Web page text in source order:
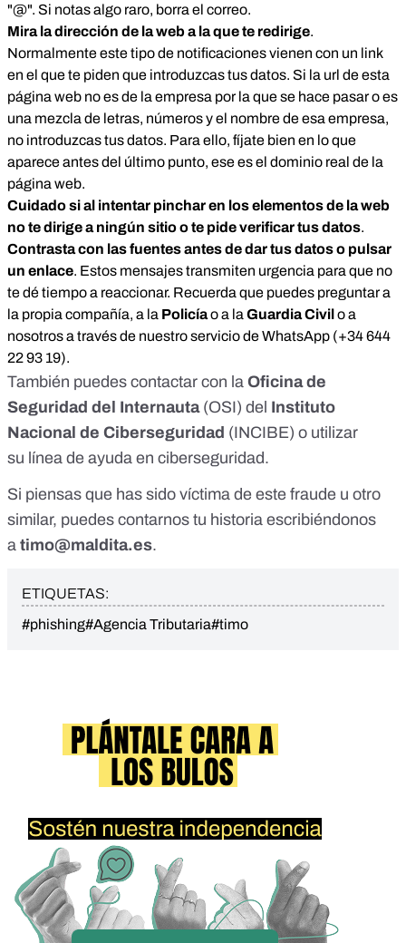
"@". Si notas algo raro, borra el correo.
Mira la dirección de la web a la que te redirige.
Normalmente este tipo de notificaciones vienen con un link
en el que te piden que introduzcas tus datos. Si la url de esta
página web no es de la empresa por la que se hace pasar o es
una mezcla de letras, números y el nombre de esa empresa,
no introduzcas tus datos. Para ello, fíjate bien en lo que
aparece antes del último punto, ese es el dominio real de la
página web.
Cuidado si al intentar pinchar en los elementos de la web
no te dirige a ningún sitio o te pide verificar tus datos.
Contrasta con las fuentes antes de dar tus datos o pulsar
un enlace. Estos mensajes transmiten urgencia para que no
te dé tiempo a reaccionar. Recuerda que puedes preguntar a
la propia compañía, a la Policíao a laGuardia Civilo a
nosotros a través de nuestro servicio de WhatsApp (+34 644
22 93 19).
También puedes contactar con la Oficina de
Seguridad del Internauta(OSI) del Instituto
Nacional de Ciberseguridad (INCIBE) o utilizar
su línea de ayuda en ciberseguridad.
Si piensas que has sido víctima de este fraude u otro
similar, puedes contarnos tu historia escribiéndonos
a timo@maldita.es.
ETIQUETAS:
#phishing#Agencia Tributaria#timo